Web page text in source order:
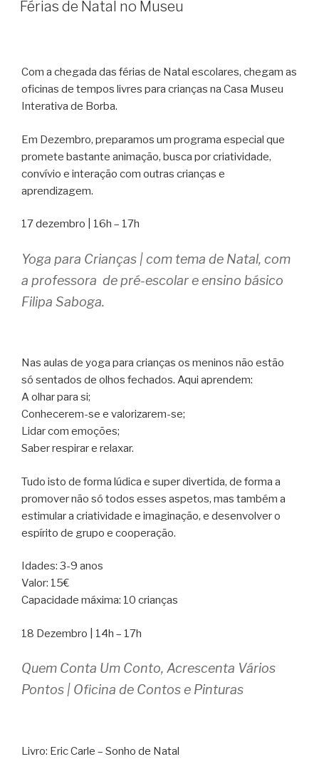
Férias de Natal no Museu
Com a chegada das férias de Natal escolares, chegam as
oficinas de tempos livres para crianças na Casa Museu
Interativa de Borba.
Em Dezembro, preparamos um programa especial que
promete bastante animação, busca por criatividade,
convívio e interação com outras crianças e
aprendizagem.
17 dezembro | 16h – 17h
Yoga para Crianças | com tema de Natal, com
a professora de pré-escolar e ensino básico
Filipa Saboga.
Nas aulas de yoga para crianças os meninos não estão
só sentados de olhos fechados. Aqui aprendem:
A olhar para si;
Conhecerem-se e valorizarem-se;
Lidar com emoções;
Saber respirar e relaxar.
Tudo isto de forma lúdica e super divertida, de forma a
promover não só todos esses aspetos, mas também a
estimular a criatividade e imaginação, e desenvolver o
espírito de grupo e cooperação.
Idades: 3-9 anos
Valor: 15€
Capacidade máxima: 10 crianças
18 Dezembro | 14h – 17h
Quem Conta Um Conto, Acrescenta Vários
Pontos | Oficina de Contos e Pinturas
Livro: Eric Carle – Sonho de Natal